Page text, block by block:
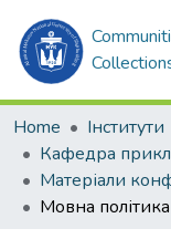
Home Інститути